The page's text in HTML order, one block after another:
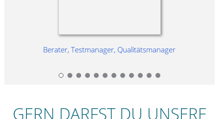
Berater, Testmanager, Qualitätsmanager
GERN DARFST DU UNSERE